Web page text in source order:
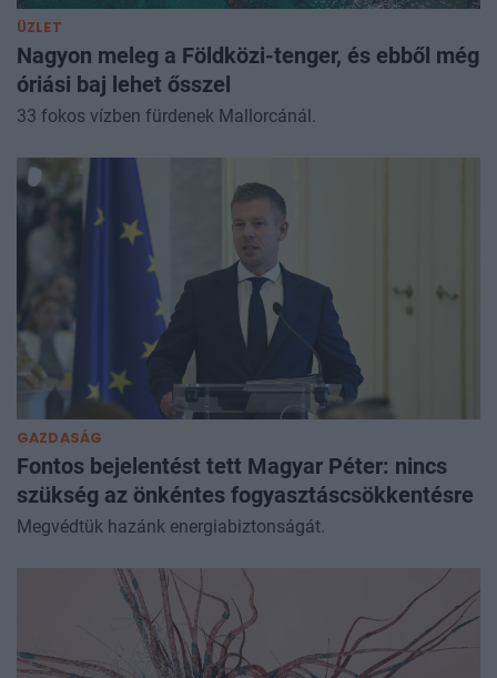
ÜZLET
Nagyon meleg a Földközi-tenger, és ebből még
óriási baj lehet ősszel
33 fokos vízben fürdenek Mallorcánál.
GAZDASÁG
Fontos bejelentést tett Magyar Péter: nincs
szükség az önkéntes fogyasztáscsökkentésre
Megvédtük hazánk energiabiztonságát.